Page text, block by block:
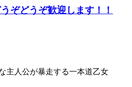
ぞどうぞ歓迎します！！
主人公が暴走する一本道乙女